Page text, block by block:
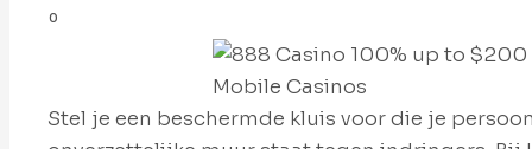
0
Stel je een beschermde kluis voor die je